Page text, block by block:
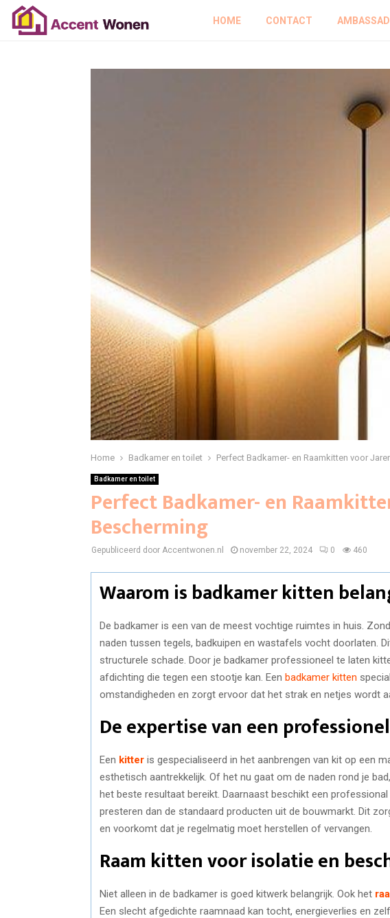
HOME CONTACT
Home Badkamer en toilet Perfect Badkamer- en Raamkitten voor
Badkamer en toilet
Perfect Badkamer- en
Bescherming
Gepubliceerd door Accentwonen.nl november 22, 2024 0 460
Waarom is badkamer kitten
De badkamer is een van de meest vochtige ruimtes in huis.
naden tussen tegels, badkuipen en wastafels vocht doorlaten.
structurele schade. Door je badkamer professioneel te laten
afdichting die tegen een stootje kan. Een badkamer kitten
omstandigheden en zorgt ervoor dat het strak en netjes wordt
De expertise van een
Een kitter is gespecialiseerd in het aanbrengen van kit op een
esthetisch aantrekkelijk. Of het nu gaat om de naden rond je
het beste resultaat bereikt. Daarnaast beschikt een
presteren dan de standaard producten uit de bouwmarkt. Dit
en voorkomt dat je regelmatig moet herstellen of vervangen.
Raam kitten voor isolatie en
Niet alleen in de badkamer is goed kitwerk belangrijk. Ook het
Een slecht afgedichte raamnaad kan tocht, energieverlies en